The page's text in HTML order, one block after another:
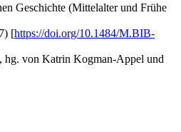
Geschichte (Mittelalter und Frühe
[https://doi.org/10.1484/M.BIB-
hg. von Katrin Kogman-Appel und